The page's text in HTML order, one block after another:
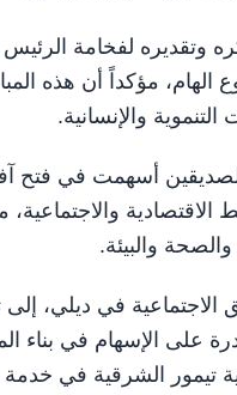
لفخامة
مؤكداً أن هذه
والإنسانية.
أسهمت في فتح
والبيئة.
في ديلي، إلى
الإسهام في بناء
تيمور الشرقية في